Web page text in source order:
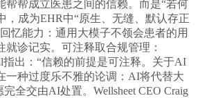
帮帮成立医患之间的信赖。而是“若何
，成为EHR中“原生、无缝、默认存正
忆能力：通用大模子不领会患者的用
诊记实。可注释取合规管理：
指出：“信赖的前提是可注释。关于AI
一种过度乐不雅的论调：AI将代替大
全交由AI处置。Wellsheet CEO Craig